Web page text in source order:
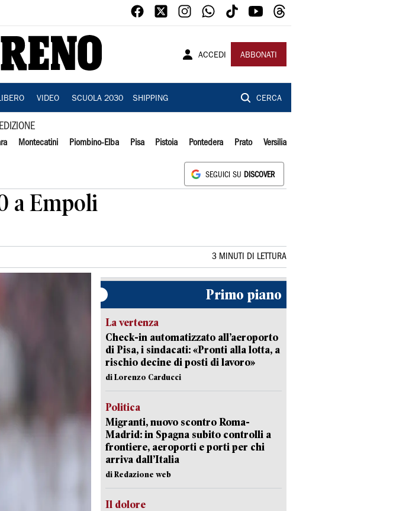
ACCEDI ABBONATI
VIDEO SCUOLA 2030 SHIPPING CERCA
Montecatini Piombino-Elba Pisa Pistoia Pontedera Prato Versilia
SEGUICI SU DISCOVER
a Empoli
3 MINUTI DI LETTURA
Primo piano
La vertenza
Check-in automatizzato all’aeroporto
di Pisa, i sindacati: «Pronti alla lotta, a
rischio decine di posti di lavoro»
di Lorenzo Carducci
Politica
Migranti, nuovo scontro Roma-
Madrid: in Spagna subito controlli a
frontiere, aeroporti e porti per chi
arriva dall’Italia
di Redazione web
Il dolore